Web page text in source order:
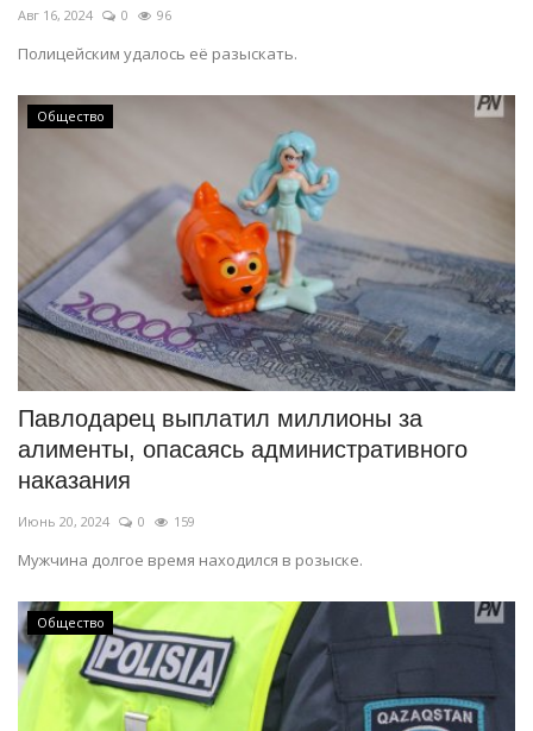
Авг 16, 2024 0 96
Полицейским удалось её разыскать.
Общество
Павлодарец выплатил миллионы за
алименты, опасаясь административного
наказания
Июнь 20, 2024 0 159
Мужчина долгое время находился в розыске.
Общество